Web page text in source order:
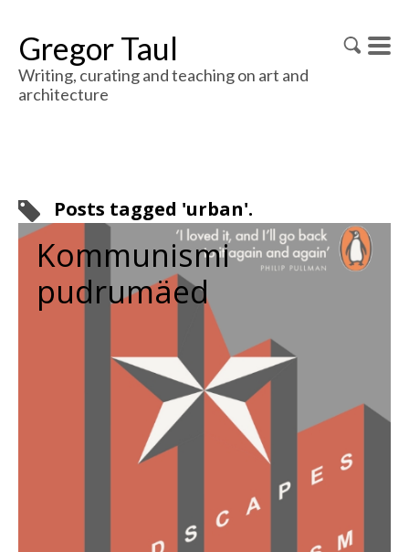
Gregor Taul
Writing, curating and teaching on art and
architecture
Posts tagged 'urban'.
Kommunismi
pudrumäed